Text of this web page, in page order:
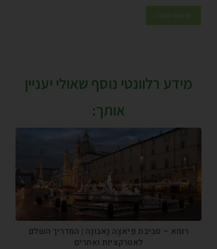
מידע רלוונטי נוסף שאולי יעניין
אותך:
רומא – סביבת פִּיאצָה נָאבונָה | המדריך השלם
לאטרקציות ואתרים